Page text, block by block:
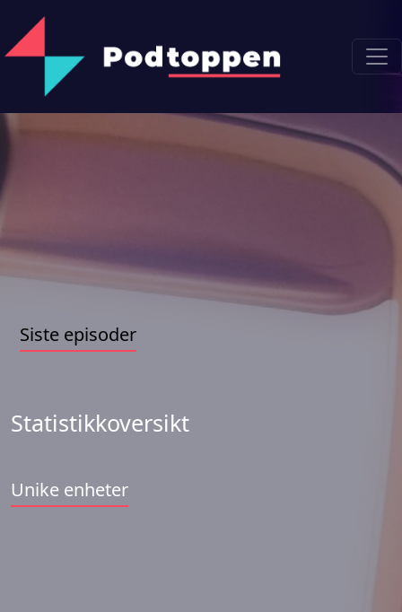
Siste episoder
Statistikkoversikt
Unike enheter